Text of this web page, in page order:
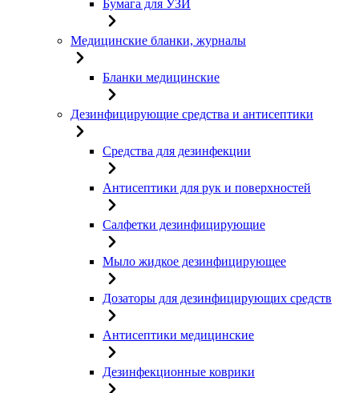
Бумага для УЗИ
Медицинские бланки, журналы
Бланки медицинские
Дезинфицирующие средства и антисептики
Средства для дезинфекции
Антисептики для рук и поверхностей
Салфетки дезинфицирующие
Мыло жидкое дезинфицирующее
Дозаторы для дезинфицирующих средств
Антисептики медицинские
Дезинфекционные коврики